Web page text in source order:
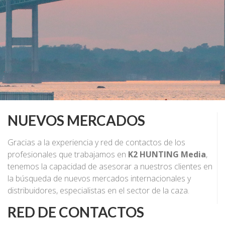
NUEVOS MERCADOS
Gracias a la experiencia y red de contactos de los
profesionales que trabajamos en K2 HUNTING Media,
tenemos la capacidad de asesorar a nuestros clientes en
la búsqueda de nuevos mercados internacionales y
distribuidores, especialistas en el sector de la caza.
RED DE CONTACTOS